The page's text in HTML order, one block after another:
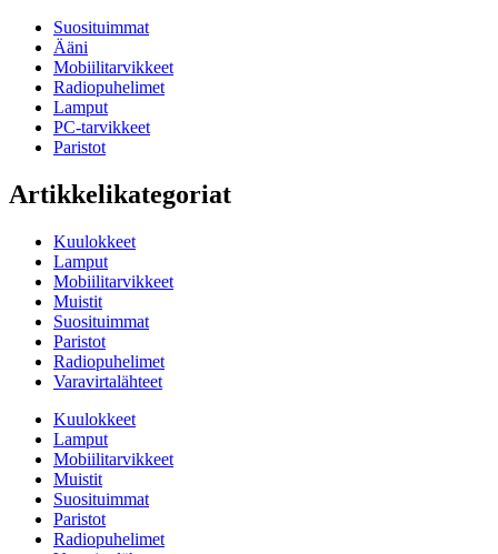
Suosituimmat
Ääni
Mobiilitarvikkeet
Radiopuhelimet
Lamput
PC-tarvikkeet
Paristot
Artikkelikategoriat
Kuulokkeet
Lamput
Mobiilitarvikkeet
Muistit
Suosituimmat
Paristot
Radiopuhelimet
Varavirtalähteet
Kuulokkeet
Lamput
Mobiilitarvikkeet
Muistit
Suosituimmat
Paristot
Radiopuhelimet